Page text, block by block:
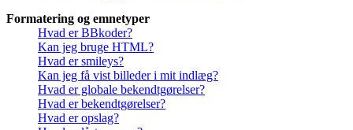
Formatering og emnetyper
Hvad er BBkoder?
Kan jeg bruge HTML?
Hvad er smileys?
Kan jeg få vist billeder i mit indlæg?
Hvad er globale bekendtgørelser?
Hvad er bekendtgørelser?
Hvad er opslag?